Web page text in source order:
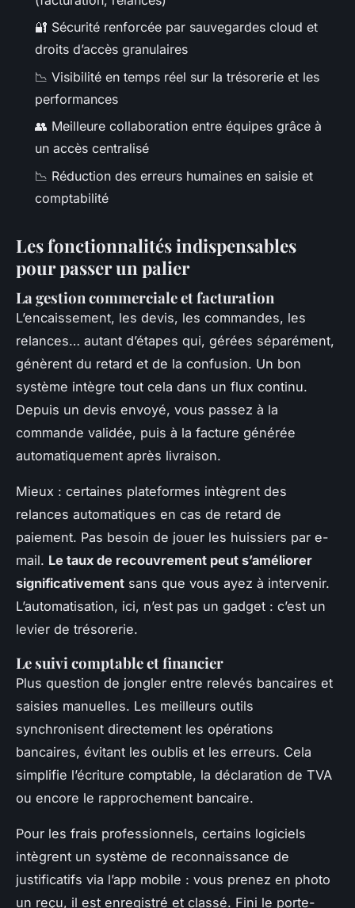
🔐 Sécurité renforcée par sauvegardes cloud et
droits d’accès granulaires
📉 Visibilité en temps réel sur la trésorerie et les
performances
👥 Meilleure collaboration entre équipes grâce à
un accès centralisé
📉 Réduction des erreurs humaines en saisie et
comptabilité
Les fonctionnalités indispensables
pour passer un palier
La gestion commerciale et facturation
L’encaissement, les devis, les commandes, les
relances… autant d’étapes qui, gérées séparément,
génèrent du retard et de la confusion. Un bon
système intègre tout cela dans un flux continu.
Depuis un devis envoyé, vous passez à la
commande validée, puis à la facture générée
automatiquement après livraison.
Mieux : certaines plateformes intègrent des
relances automatiques en cas de retard de
paiement. Pas besoin de jouer les huissiers par e-
mail. Le taux de recouvrement peut s’améliorer
significativement sans que vous ayez à intervenir.
L’automatisation, ici, n’est pas un gadget : c’est un
levier de trésorerie.
Le suivi comptable et financier
Plus question de jongler entre relevés bancaires et
saisies manuelles. Les meilleurs outils
synchronisent directement les opérations
bancaires, évitant les oublis et les erreurs. Cela
simplifie l’écriture comptable, la déclaration de TVA
ou encore le rapprochement bancaire.
Pour les frais professionnels, certains logiciels
intègrent un système de reconnaissance de
justificatifs via l’app mobile : vous prenez en photo
un reçu, il est enregistré et classé. Fini le porte-